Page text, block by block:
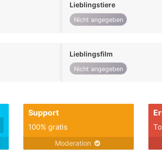
Lieblingstiere
Nicht angegeben
Lieblingsfilm
Nicht angegeben
Support
100% gratis
Moderation